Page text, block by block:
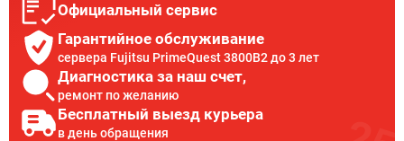
Официальный сервис
Гарантийное обслуживание
сервера Fujitsu PrimeQuest 3800B2 до 3 лет
Диагностика за наш счет,
ремонт по желанию
Бесплатный выезд курьера
в день обращения